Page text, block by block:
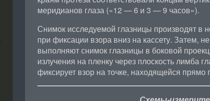
меридианов глаза («12 — 6 и 3 — 9 часов»).
Снимок исследуемой глазницы производят в
при фиксации взора вниз на кассету. Затем,
выполняют снимок глазницы в боковой
излучения на пленку через плоскость лимба
фиксирует взор на точке, находящейся прямо